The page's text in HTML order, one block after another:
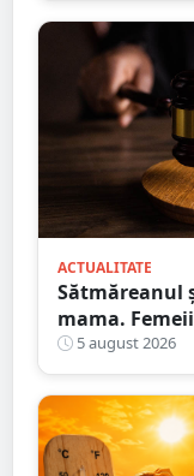
ACTUALITATE
Sătmăreanul
mama.
propriul fiu.
5 august 2026